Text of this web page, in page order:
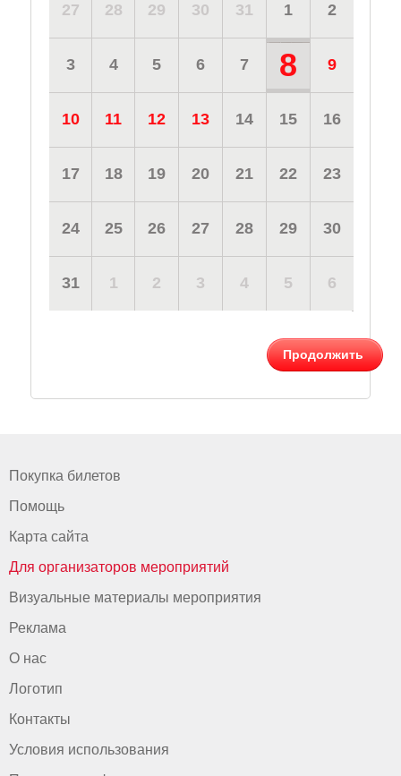
27 28 29 30 31 1 2
3 4 5 6 7 8 9
10 11 12 13 14 15 16
17 18 19 20 21 22 23
24 25 26 27 28 29 30
31 1 2 3 4 5 6
Продолжить
Покупка билетов
Помощь
Карта сайта
Для организаторов мероприятий
Визуальные материалы мероприятия
Реклама
О нас
Логотип
Контакты
Условия использования